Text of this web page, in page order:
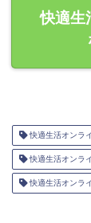
快適生
快適生活オンラ
快適生活オンラ
快適生活オンラ